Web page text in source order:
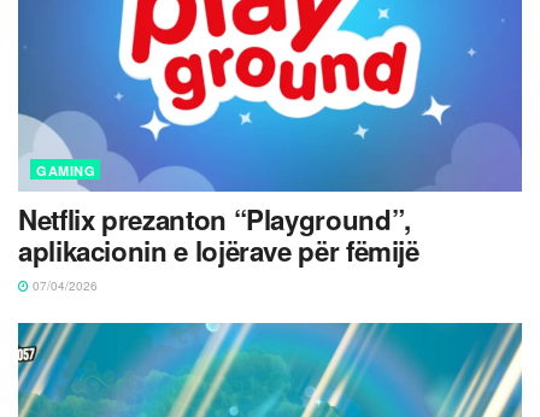
GAMING
Netflix prezanton “Playground”,
aplikacionin e lojërave për fëmijë
07/04/2026